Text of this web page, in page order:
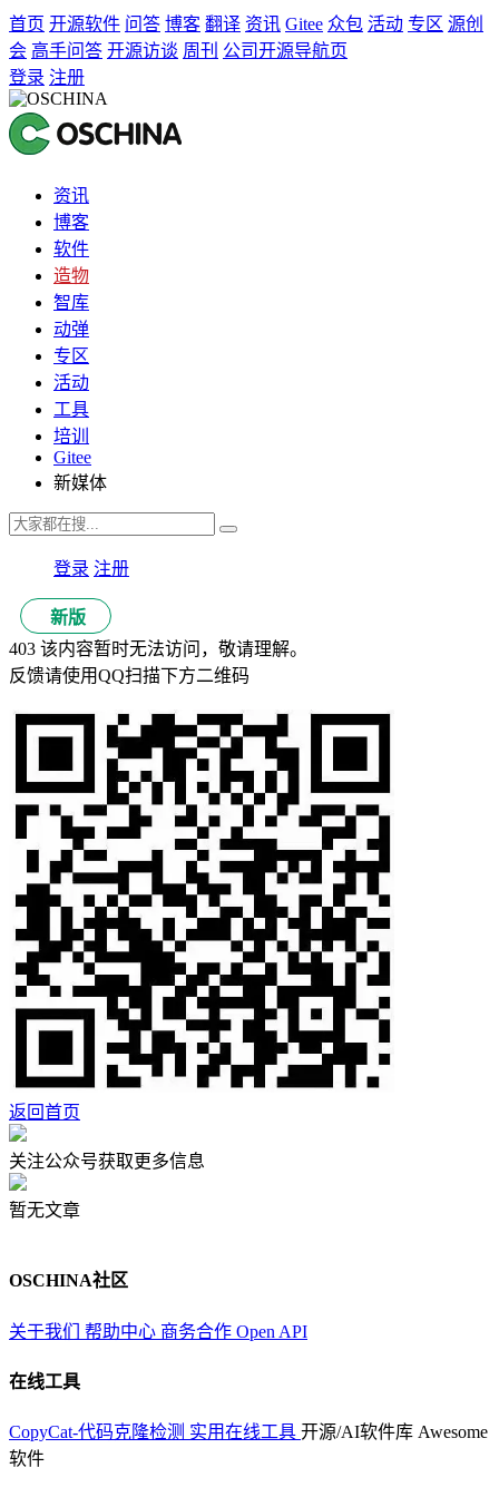
首页 开源软件 问答 博客 翻译 资讯 Gitee 众包 活动 专区 源创
会 高手问答 开源访谈 周刊 公司开源导航页
登录 注册
资讯
博客
软件
造物
智库
动弹
专区
活动
工具
培训
Gitee
新媒体
登录 注册
新版
403 该内容暂时无法访问，敬请理解。
反馈请使用QQ扫描下方二维码
返回首页
关注公众号获取更多信息
暂无文章
OSCHINA社区
关于我们 帮助中心 商务合作 Open API
在线工具
CopyCat-代码克隆检测 实用在线工具 开源/AI软件库 Awesome
软件